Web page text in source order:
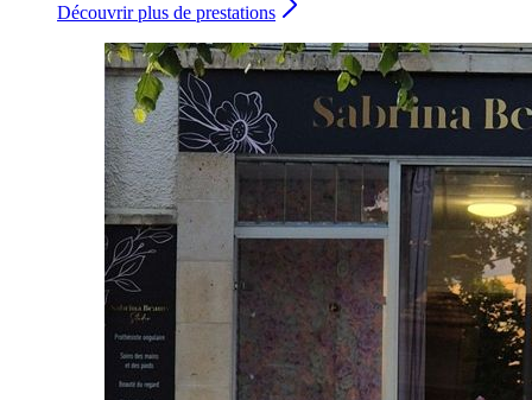
Découvrir plus de prestations